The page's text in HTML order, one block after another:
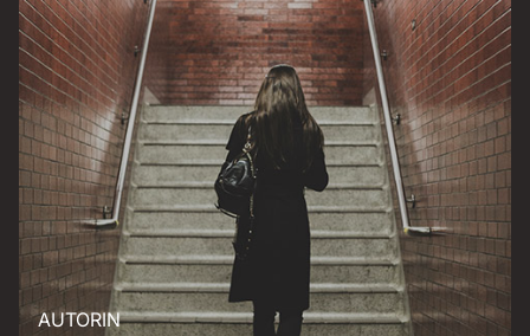
AUTORIN